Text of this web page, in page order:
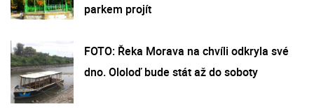
parkem projít
FOTO: Řeka Morava na chvíli odkryla své
dno. Ololoď bude stát až do soboty